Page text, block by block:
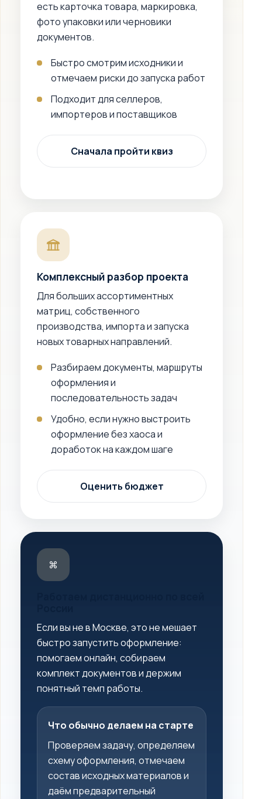
есть карточка товара, маркировка,
фото упаковки или черновики
документов.
Быстро смотрим исходники и
отмечаем риски до запуска работ
Подходит для селлеров,
импортеров и поставщиков
Сначала пройти квиз
Комплексный разбор проекта
Для больших ассортиментных
матриц, собственного
производства, импорта и запуска
новых товарных направлений.
Разбираем документы, маршруты
оформления и
последовательность задач
Удобно, если нужно выстроить
оформление без хаоса и
доработок на каждом шаге
Оценить бюджет
⌘
Если вы не в Москве, это не мешает
быстро запустить оформление:
помогаем онлайн, собираем
комплект документов и держим
понятный темп работы.
Что обычно делаем на старте
Проверяем задачу, определяем
схему оформления, отмечаем
состав исходных материалов и
даём предварительный